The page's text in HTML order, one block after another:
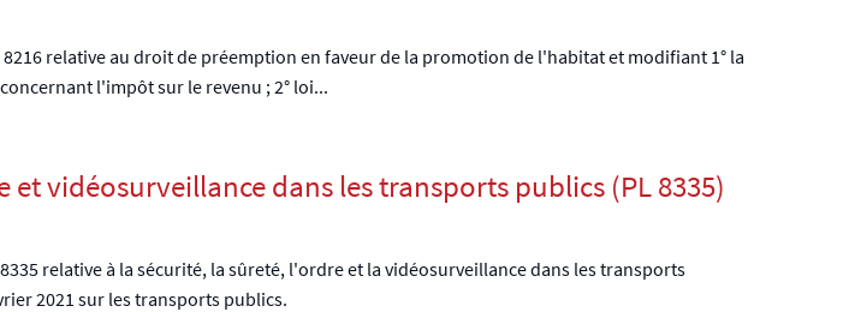
8216 relative au droit de préemption en faveur de la promotion de l'habitat et modifiant 1° la
l'impôt sur le revenu ; 2° loi...
et vidéosurveillance dans les transports publics (PL 8335)
relative à la sécurité, la sûreté, l'ordre et la vidéosurveillance dans les transports
2021 sur les transports publics.